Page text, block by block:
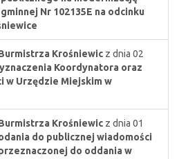
Nr 102135E na odcinku
Krośniewic z dnia 02
Koordynatora oraz
w Urzędzie Miejskim w
Krośniewic z dnia 01
do publicznej wiadomości
do oddania w